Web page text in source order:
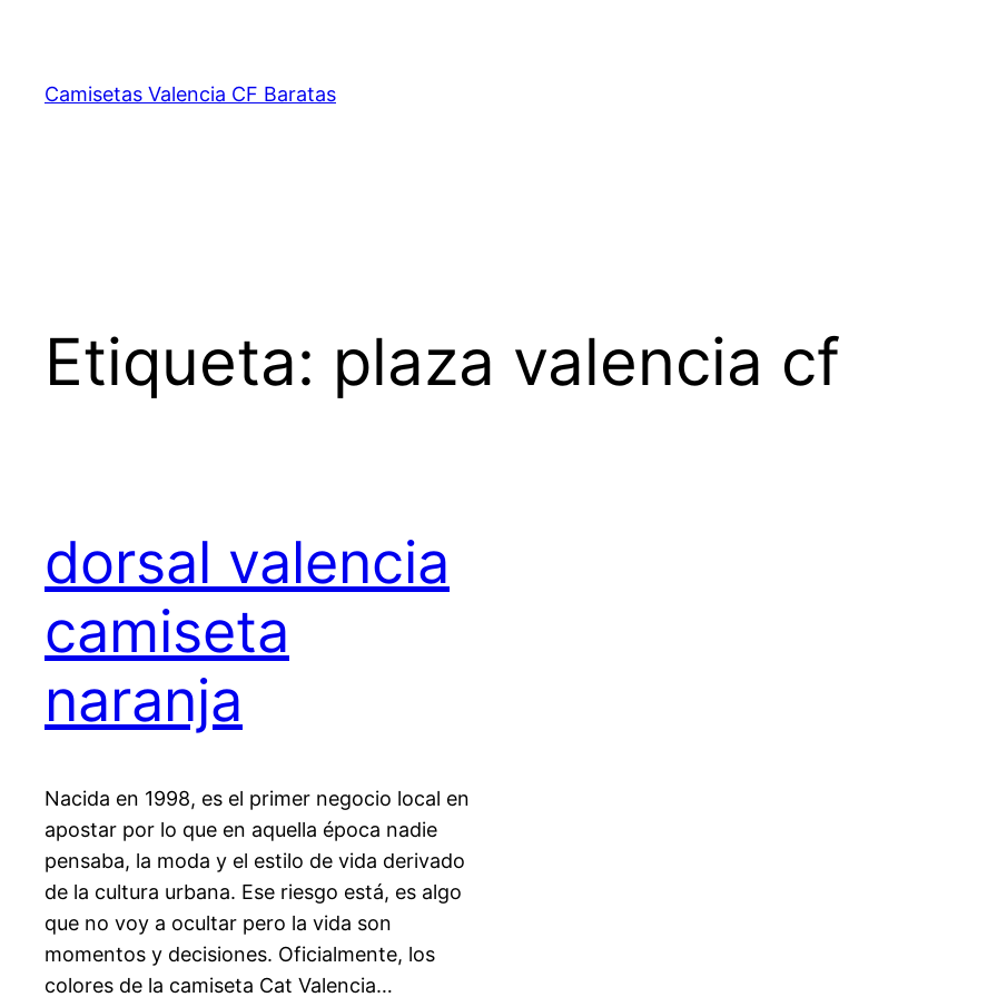
contenido
Camisetas Valencia CF Baratas
Etiqueta: plaza valencia cf
dorsal valencia
camiseta
naranja
Nacida en 1998, es el primer negocio local en
apostar por lo que en aquella época nadie
pensaba, la moda y el estilo de vida derivado
de la cultura urbana. Ese riesgo está, es algo
que no voy a ocultar pero la vida son
momentos y decisiones. Oficialmente, los
colores de la camiseta Cat Valencia…